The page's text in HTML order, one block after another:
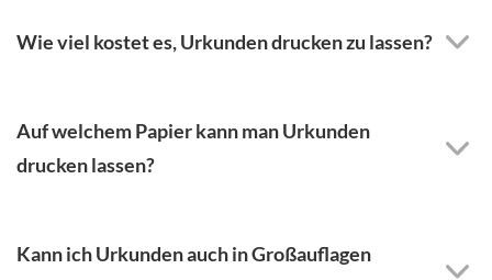
Wie viel kostet es, Urkunden drucken zu lassen?
Auf welchem Papier kann man Urkunden
drucken lassen?
Kann ich Urkunden auch in Großauflagen